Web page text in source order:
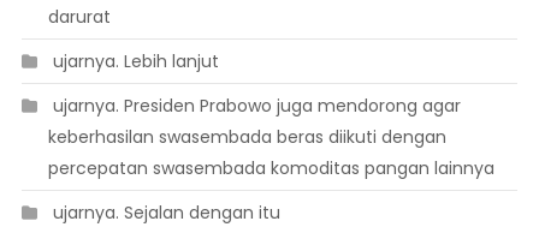
darurat
 ujarnya. Lebih lanjut
 ujarnya. Presiden Prabowo juga mendorong agar
keberhasilan swasembada beras diikuti dengan
percepatan swasembada komoditas pangan lainnya
 ujarnya. Sejalan dengan itu